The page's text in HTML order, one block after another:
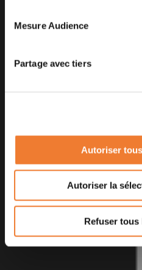
Mesure Audience
Partage avec tiers
Autoriser
Autoriser la
Refuser tous